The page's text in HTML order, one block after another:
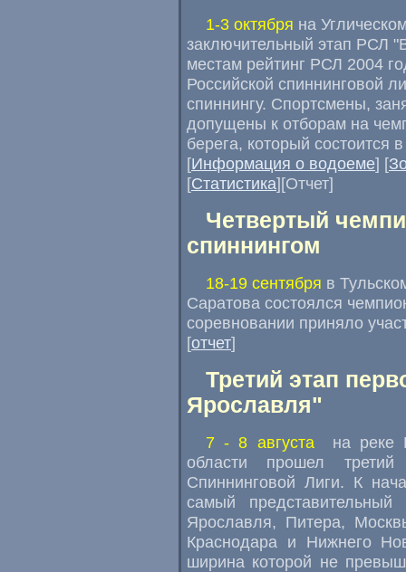
1-3 октября на
заключительный этап РСЛ
местам рейтинг РСЛ 2004
Российской спиннинговой
спиннингу. Спортсмены,
допущены к отборам на
берега, который состоится
[Информация о водоеме] [
[Статистика][Отчет]
Четвертый
спиннингом
18-19 сентября в
Саратова состоялся
соревновании приняло
[отчет]
Третий этап
Ярославля"
7 - 8 августа на реке
области прошел третий
Спиннинговой Лиги. К
самый
Ярославля, Питера,
Краснодара и Нижнего
ширина которой не